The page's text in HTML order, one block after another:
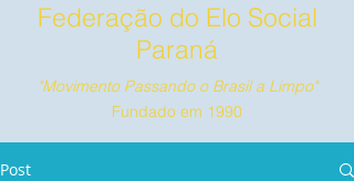
Federação do Elo Social
Paraná
"Movimento Passando o Brasil a Limpo"
Fundado em 1990
Post